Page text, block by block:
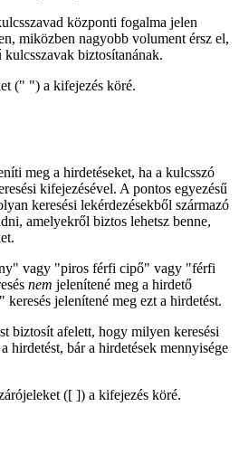
központi fogalma jelen
miközben nagyobb volument érsz el,
biztosítanának.
(" ") a kifejezés köré.
meg a hirdetéseket, ha a kulcsszó
kifejezésével. A pontos egyezésű
keresési lekérdezésekből származó
amelyekről biztos lehetsz benne,
vagy "piros férfi cipő" vagy "férfi
nem jelenítené meg a hirdető
jelenítené meg ezt a hirdetést.
biztosít afelett, hogy milyen keresési
hirdetést, bár a hirdetések mennyisége
([ ]) a kifejezés köré.